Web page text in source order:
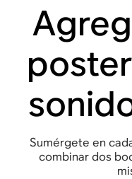
Sumérgete en
combinar dos